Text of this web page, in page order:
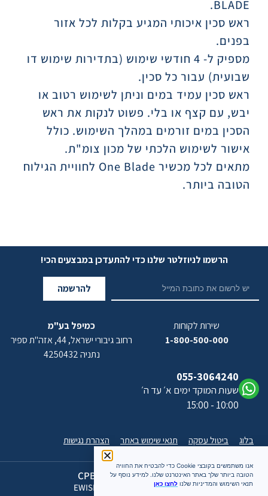
BLADE.
ראש סכין איכותי המגיע בקלות לכל אזור
בפנים.
מספיק ל- 4 חודשי שימוש (בתדירות שימוש דו
שבועית) עבור כל סכין.
ראש סכין עמיד במים וניתן לשימוש רטוב או
יבש, עם קצף או בלי. פשוט לנקות את ראש
הסכין במים זורמים במהלך השימוש. כולל
אישור לשימוש הלכתי של מכון צומ"ת.
מתאים לכל מכשיר One Blade לחוויית הגילוח
הטובה ביותר.
הרשמו לניוזלטר שלנו כדי להתעדכן במבצעים הכי!
להרשמה
שירות לקוחות
1-800-500-000
055-3064240
שעות המוקד ימים א׳ עד ה׳
10:00 - 15:00
כמיפל בע"מ
רחוב גיבורי ישראל, 44, אזה"ת ספיר
נתניה 4250432
בלוג ביטול עסקה תנאי שימוש באתר הצהרת נגישות
כל הזכויות שמורות 2026 CPB
האתר מעוצב ומתוחזק על ידי EWISE
אנו משתמשים בקובצי Cookie כדי להבטיח את החוויה
הטובה ביותר שלך באתר האינטרנט שלנו. למידע נוסף על
תנאי השימוש והמדיניות שלנו לחצו כאן